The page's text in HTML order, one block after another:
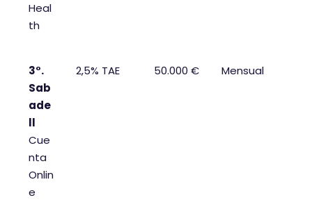
Heal
th
3°.
Sab
ade
ll
Cue
nta
Onlin
e
2,5% TAE 50.000 € Mensual